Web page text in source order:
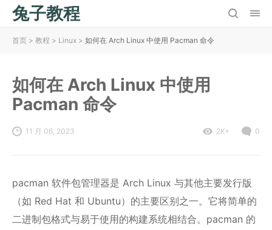
兔子教程
首页 > 教程 > Linux > 如何在 Arch Linux 中使用 Pacman 命令
如何在 Arch Linux 中使用
Pacman 命令
11 月 06, 2023 2K+ 0
pacman 软件包管理器是 Arch Linux 与其他主要发行版
（如 Red Hat 和 Ubuntu）的主要区别之一。它将简单的
二进制包格式与易于使用的构建系统相结合。pacman 的